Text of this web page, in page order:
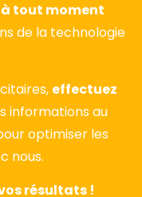
à tout moment
de la technologie
effectuez
informations au
optimiser les
nous.
résultats !